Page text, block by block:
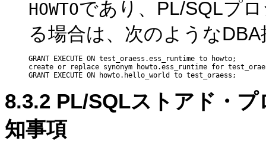
HOWTOであり、PL/SQLプ
る場合は、次のような
GRANT EXECUTE ON test_oraess.ess_runtime to howto;
create or replace synonym howto.ess_runtime for
8.3.2 PL/SQLストアド・
知事項